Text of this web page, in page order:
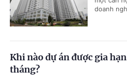
doanh
Khi nào dự án được gia
tháng?